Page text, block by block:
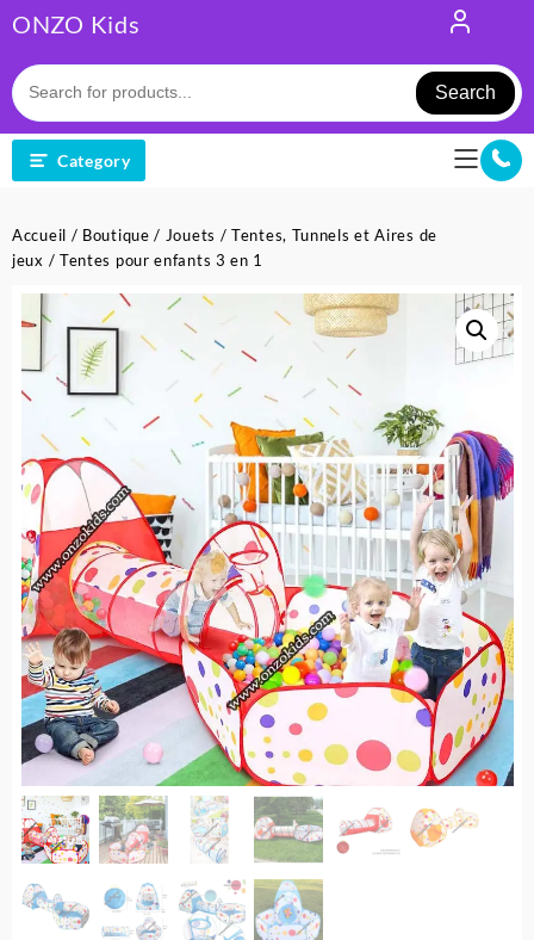
to
content
ONZO Kids
Search
Category
Accueil / Boutique / Jouets /Tentes, Tunnels et Aires de
jeux / Tentes pour enfants 3 en 1